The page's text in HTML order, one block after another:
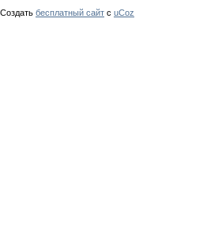
Создать бесплатный сайт с uCoz